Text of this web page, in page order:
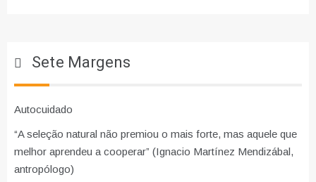
Sete Margens
Autocuidado
“A seleção natural não premiou o mais forte, mas aquele que
melhor aprendeu a cooperar” (Ignacio Martínez Mendizábal,
antropólogo)